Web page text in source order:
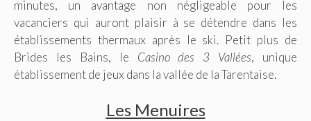
minutes, un avantage non négligeable pour les
vacanciers qui auront plaisir à se détendre dans les
établissements thermaux après le ski. Petit plus de
Brides les Bains, le Casino des 3 Vallées, unique
établissement de jeux dans la vallée de la Tarentaise.
Les Menuires